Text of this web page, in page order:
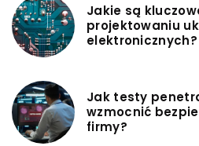
Jakie są
projektowaniu
elektronicznych?
Jak testy
wzmocnić
firmy?